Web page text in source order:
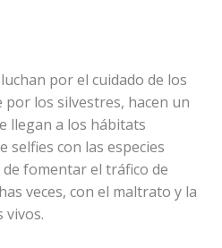
por el cuidado de los
por los silvestres, hacen un
llegan a los hábitats
selfies con las especies
de fomentar el tráfico de
veces, con el maltrato y la
vivos.